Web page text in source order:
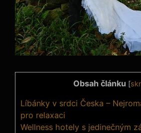
Obsah článku [
Líbánky v srdci Česka –
pro relaxaci
Wellness hotely s jedinečným